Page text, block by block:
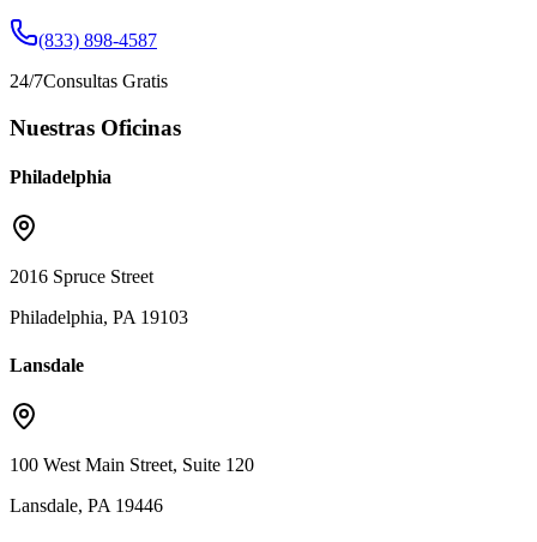
(833) 898-4587
24/7Consultas Gratis
Nuestras Oficinas
Philadelphia
2016 Spruce Street
Philadelphia, PA 19103
Lansdale
100 West Main Street, Suite 120
Lansdale, PA 19446